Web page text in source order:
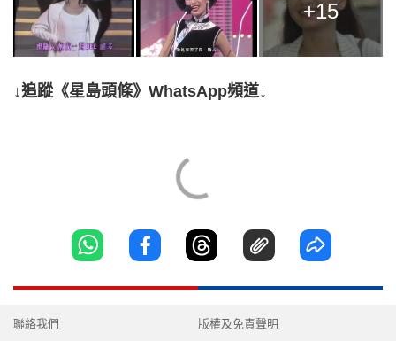
+15
↓追蹤《星島頭條》WhatsApp頻道↓
聯絡我們 版權及免責聲明